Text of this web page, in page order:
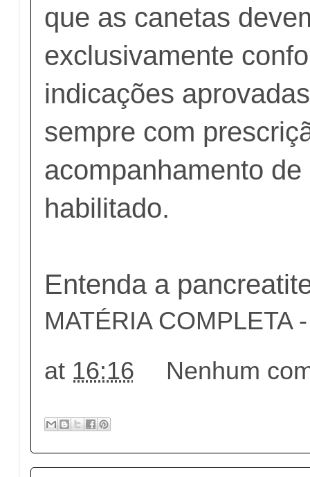
que as canetas
exclusivamente
indicações
sempre com
acompanhamento
habilitado.
Entenda a
MATÉRIA COMPLETA
at 16:16 Nenhum